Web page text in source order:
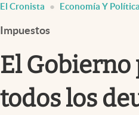
Clima
Mundial 2026
El Cronista Economía Y Política
Impuestos
El
todos los